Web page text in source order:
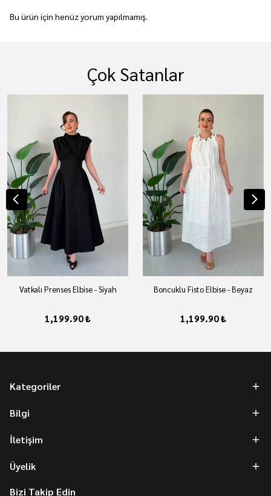
Bu ürün için henüz yorum yapılmamış.
Çok Satanlar
Vatkalı Prenses Elbise - Siyah
1,199.90 ₺
Boncuklu Fisto Elbise - Beyaz
1,199.90 ₺
Kategoriler
Bilgi
İletişim
Üyelik
Bizi Takip Edin